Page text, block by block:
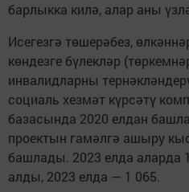
барлыкка килә, алар аны
Исегезгә төшерәбез,
көндезге бүлекләр
инвалидларны
социаль хезмәт күрсәтү
базасында 2020 елдан
проектын гамәлгә ашыру
башлады. 2023 елда аларда
алды, 2023 елда — 1 065.